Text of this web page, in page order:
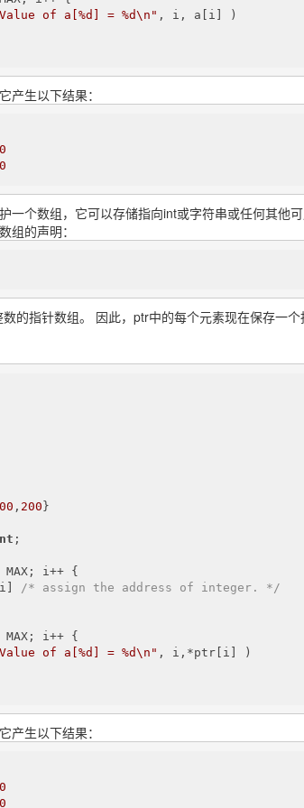
of a[%d] = %d\n" , i, a[i] )
产生以下结果：
一个数组，它可以存储指向int或字符串或任何其他可
组的声明：
的指针数组。 因此，ptr中的每个元素现在保存一
, 200}
;
MAX; i++ {
/* assign the address of integer. */
MAX; i++ {
of a[%d] = %d\n" , i,*ptr[i] )
产生以下结果：